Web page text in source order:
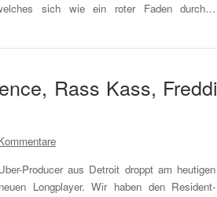
sich wie ein roter Faden durch…
Rass Kass,
Producer aus Detroit droppt am heutigen
Longplayer. Wir haben den Resident-